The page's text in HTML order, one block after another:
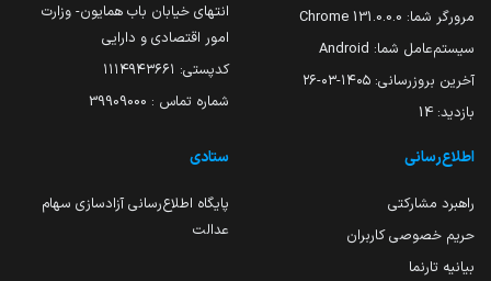
مرورگر شما: 131.0.0.0 Chrome
سیستم‌عامل شما: Android
آخرین بروزرسانی: ۱۴۰۵-۰۳-۲۶
بازدید: 14
انتهای خیابان باب همایون- وزارت
امور اقتصادی و دارایی
کدپستی: ۱۱۱۴۹۴۳۶۶۱
شماره تماس : 39909000
اطلاع‌رسانی
راهبرد مشارکتی
حریم خصوصی کاربران
بیانیه تارنما
ستادی
پایگاه اطلاع‌رسانی آزادسازی سهام
عدالت